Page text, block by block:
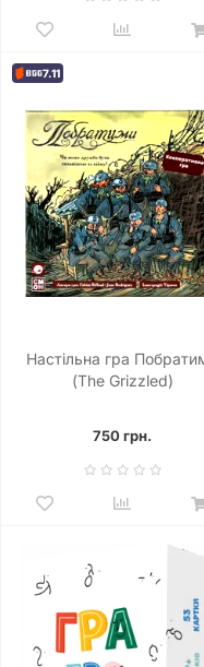
7.11
Настільна гра
(The Grizzled)
750 грн.